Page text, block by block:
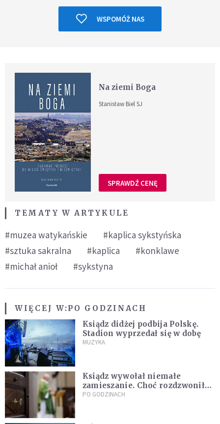
WSPOMÓŻ NAS
Na ziemi Boga
Stanisław Biel SJ
SPRAWDŹ CENĘ
TEMATY W ARTYKULE
#muzea watykańskie
#kaplica sykstyńska
#sztuka sakralna
#kaplica
#konklawe
#michał anioł
#sykstyna
WIĘCEJ W:PO GODZINACH
Ksiądz didżej podbija Polskę.
Stadion wyprzedał się w dobę
MUZYKA
Ksiądz wywołał niemałe
zamieszanie. Choć rozdzwoniły
się telefony z całego kraju,
PO GODZINACH